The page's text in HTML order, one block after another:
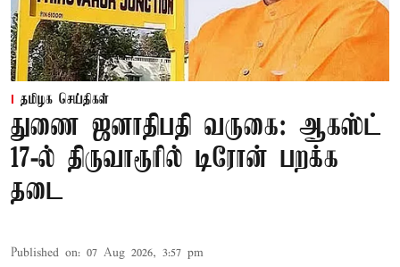
தமிழக செய்திகள்
துணை ஜனாதிபதி வருகை: ஆகஸ்ட்
17-ல் திருவாரூரில் டிரோன் பறக்க
தடை
Published on: 07 Aug 2026, 3:57 pm